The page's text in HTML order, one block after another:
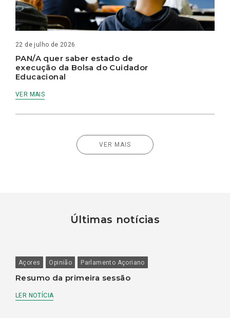
22 de julho de 2026
PAN/A quer saber estado de
execução da Bolsa do Cuidador
Educacional
VER MAIS
VER MAIS
Últimas notícias
Açores Opinião Parlamento Açoriano
Resumo da primeira sessão
LER NOTÍCIA